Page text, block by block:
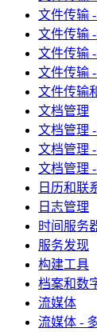
文件传输
文件传输
文件传输
文件传输
文件传输
文档管理
文档管理
文档管理
文档管理
日历和联
日志管理
时间服务
服务发现
构建工具
档案和数
流媒体
流媒体 -